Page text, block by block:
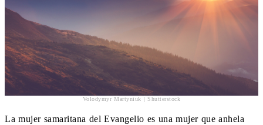
Volodymyr Martyniuk | Shutterstock
La mujer samaritana del Evangelio es una mujer que anhela